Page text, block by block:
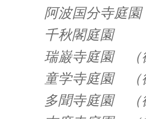
阿波国分寺庭園
千秋閣庭園 （
瑞巌寺庭園 （
童学寺庭園 （
多聞寺庭園 （